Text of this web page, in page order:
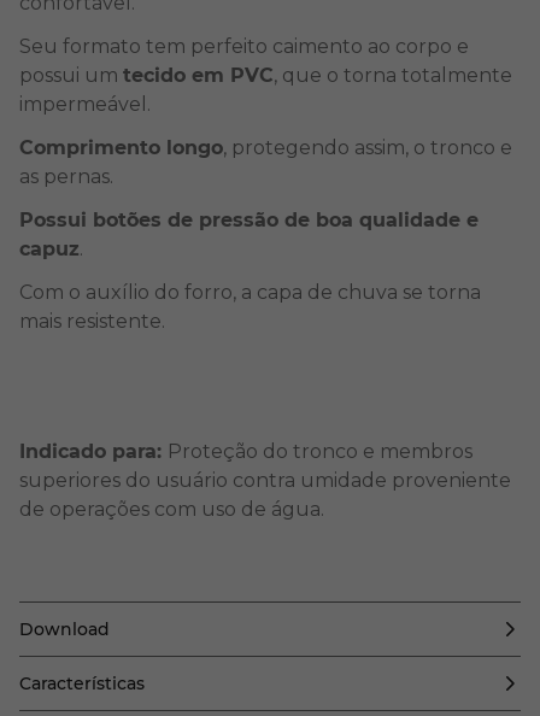
Seu formato tem perfeito caimento ao corpo e
possui um tecido em PVC, que o torna totalmente
impermeável.
Comprimento longo, protegendo assim, o tronco e
as pernas.
Possui botões de pressão de boa qualidade e
capuz.
Com o auxílio do forro, a capa de chuva se torna
mais resistente.
Indicado para: Proteção do tronco e membros
superiores do usuário contra umidade proveniente
de operações com uso de água.
Download
Características